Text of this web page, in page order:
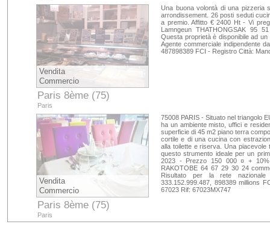
Vendita
Commercio
Paris 8ème (75)
Paris
Una buona volontà di una pizzeria
arrondissement. 26 posti seduti
a premio. Affitto € 2400 Ht - Vi
Lamngeun THATHONGSAK 95
Questa proprietà è disponibile ad
Agente commerciale indipendente
487898389 FCI - Registro Città:
Vendita
Commercio
Paris 8ème (75)
Paris
75008 PARIS - Situato nel triangolo
ha un ambiente misto, uffici e
superficie di 45 m2 piano terra
cortile e di una cucina con
alla toilette e riserva. Una
questo strumento ideale per un
2023 - Prezzo 150 000 ¤ + 10%
RAKOTOBE 64 67 29 30 24
Risultato per la rete
333.152.999.487, 898389 millions
67023 Rif: 67023MX747